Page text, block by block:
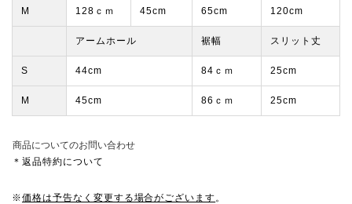
M 128ｃｍ 45cm 65cm 120cm
アームホール 裾幅 スリット丈
S 44cm 84ｃｍ 25cm
M 45cm 86ｃｍ 25cm
商品についてのお問い合わせ
＊返品特約について
※価格は予告なく変更する場合がございます。